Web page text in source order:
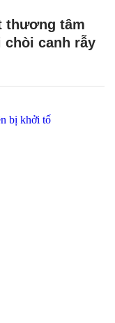
thương tâm
chòi canh rẫy